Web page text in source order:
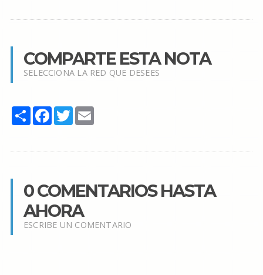
COMPARTE ESTA NOTA
SELECCIONA LA RED QUE DESEES
Share Facebook
TwitterEmail
0 COMENTARIOS HASTA
AHORA
ESCRIBE UN COMENTARIO